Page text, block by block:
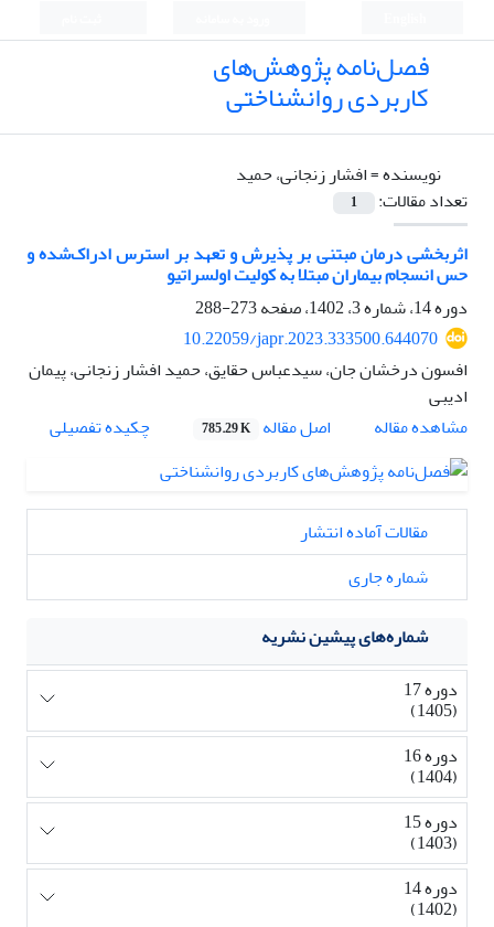
فصل‌نامه پژوهش‌های
کاربردی روانشناختی
نویسنده =افشار زنجانی، حمید
تعداد مقالات:
1
اثربخشی درمان مبتنی بر پذیرش و تعهد بر استرس ادراک‌شده و
حس انسجام بیماران مبتلا به کولیت اولسراتیو
دوره 14، شماره 3، 1402، صفحه
273-288
10.22059/japr.2023.333500.644070
افسون درخشان جان، سیدعباس حقایق، حمید افشار زنجانی، پیمان
ادیبی
مشاهده مقاله
اصل مقاله 785.29 K چکیده تفصیلی
مقالات آماده انتشار
شماره جاری
شماره‌های پیشین نشریه
دوره 17
(1405)
دوره 16
(1404)
دوره 15
(1403)
دوره 14
(1402)